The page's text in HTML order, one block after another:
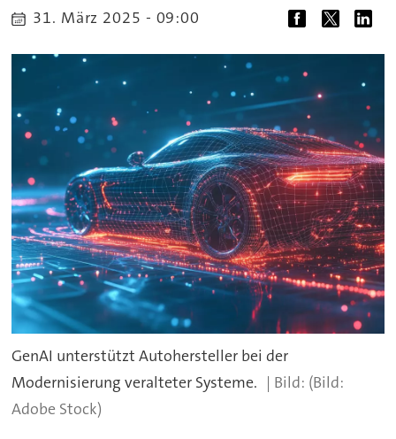
31. März 2025 - 09:00
GenAI unterstützt Autohersteller bei der
Modernisierung veralteter Systeme.
(Bild:
Adobe Stock)